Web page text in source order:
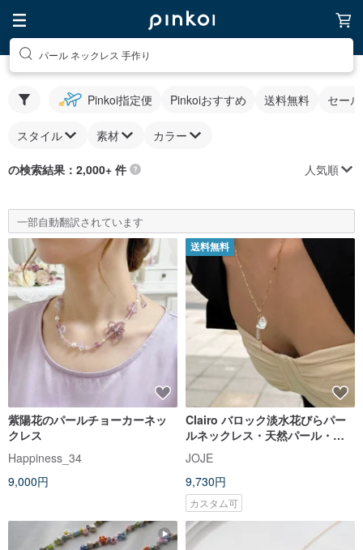
パール ネックレス 手作り
Pinkoi指定便 Pinkoiおすすめ 送料無料 セー
スタイル 素材 カラー
の検索結果：2,000+ 件 人気順
一部自動翻訳されています
紫陽花のパールチョーカーネッ
クレス
Happiness_34
9,000円
送料無料
Clairo バロック淡水花びらパー
ルネックレス・天然パール・バ
ロックパール
JOJE
9,730円
カスタム可